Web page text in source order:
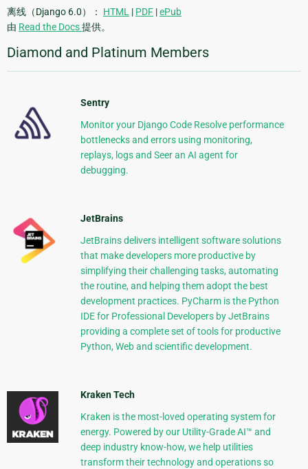
离线（Django 6.0）： HTML | PDF |ePub
由 Read the Docs提供。
Diamond and Platinum Members
Sentry
Monitor your Django Code Resolve performance
bottlenecks and errors using monitoring,
replays, logs and Seer an AI agent for
debugging.
JetBrains
JetBrains delivers intelligent software solutions
that make developers more productive by
simplifying their challenging tasks, automating
the routine, and helping them adopt the best
development practices. PyCharm is the Python
IDE for Professional Developers by JetBrains
providing a complete set of tools for productive
Python, Web and scientific development.
Kraken Tech
Kraken is the most-loved operating system for
energy. Powered by our Utility-Grade AI™ and
deep industry know-how, we help utilities
transform their technology and operations so